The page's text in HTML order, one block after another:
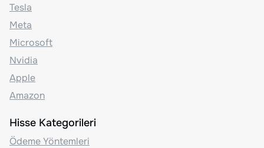
Tesla
Meta
Microsoft
Nvidia
Apple
Amazon
Hisse Kategorileri
Ödeme Yöntemleri